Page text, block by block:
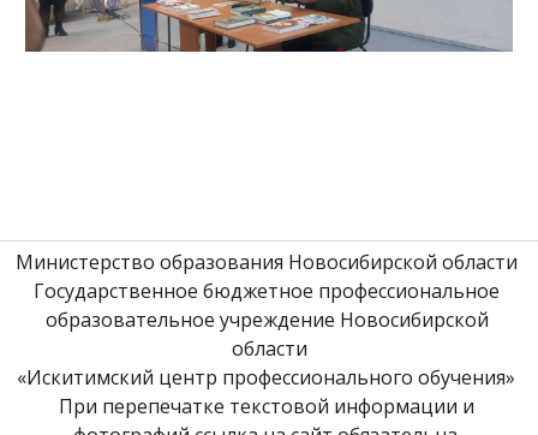
Министерство образования Новосибирской области
Государственное бюджетное профессиональное
образовательное учреждение Новосибирской
области
«Искитимский центр профессионального обучения»
При перепечатке текстовой информации и